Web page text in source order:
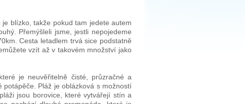
blízko, takže pokud tam jedete autem
Přemýšleli jsme, jestli nepojedeme
Cesta letadlem trvá sice podstatně
vzít až v takovém množství jako
je neuvěřitelně čisté, průzračné a
Pláž je oblázková s možností
jsou borovice, které vytvářejí stín a